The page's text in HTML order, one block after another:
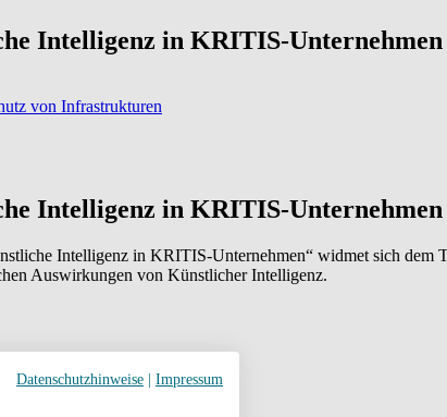
Intelligenz in KRITIS-Unternehmen
von Infrastrukturen
Intelligenz in KRITIS-Unternehmen
Intelligenz in KRITIS-Unternehmen“ widmet sich
Auswirkungen von Künstlicher Intelligenz.
Datenschutzhinweise | Impressum